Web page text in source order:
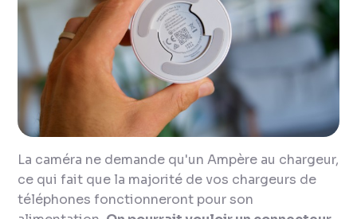
La caméra ne demande qu'un Ampère au chargeur,
ce qui fait que la majorité de vos chargeurs de
téléphones fonctionneront pour son